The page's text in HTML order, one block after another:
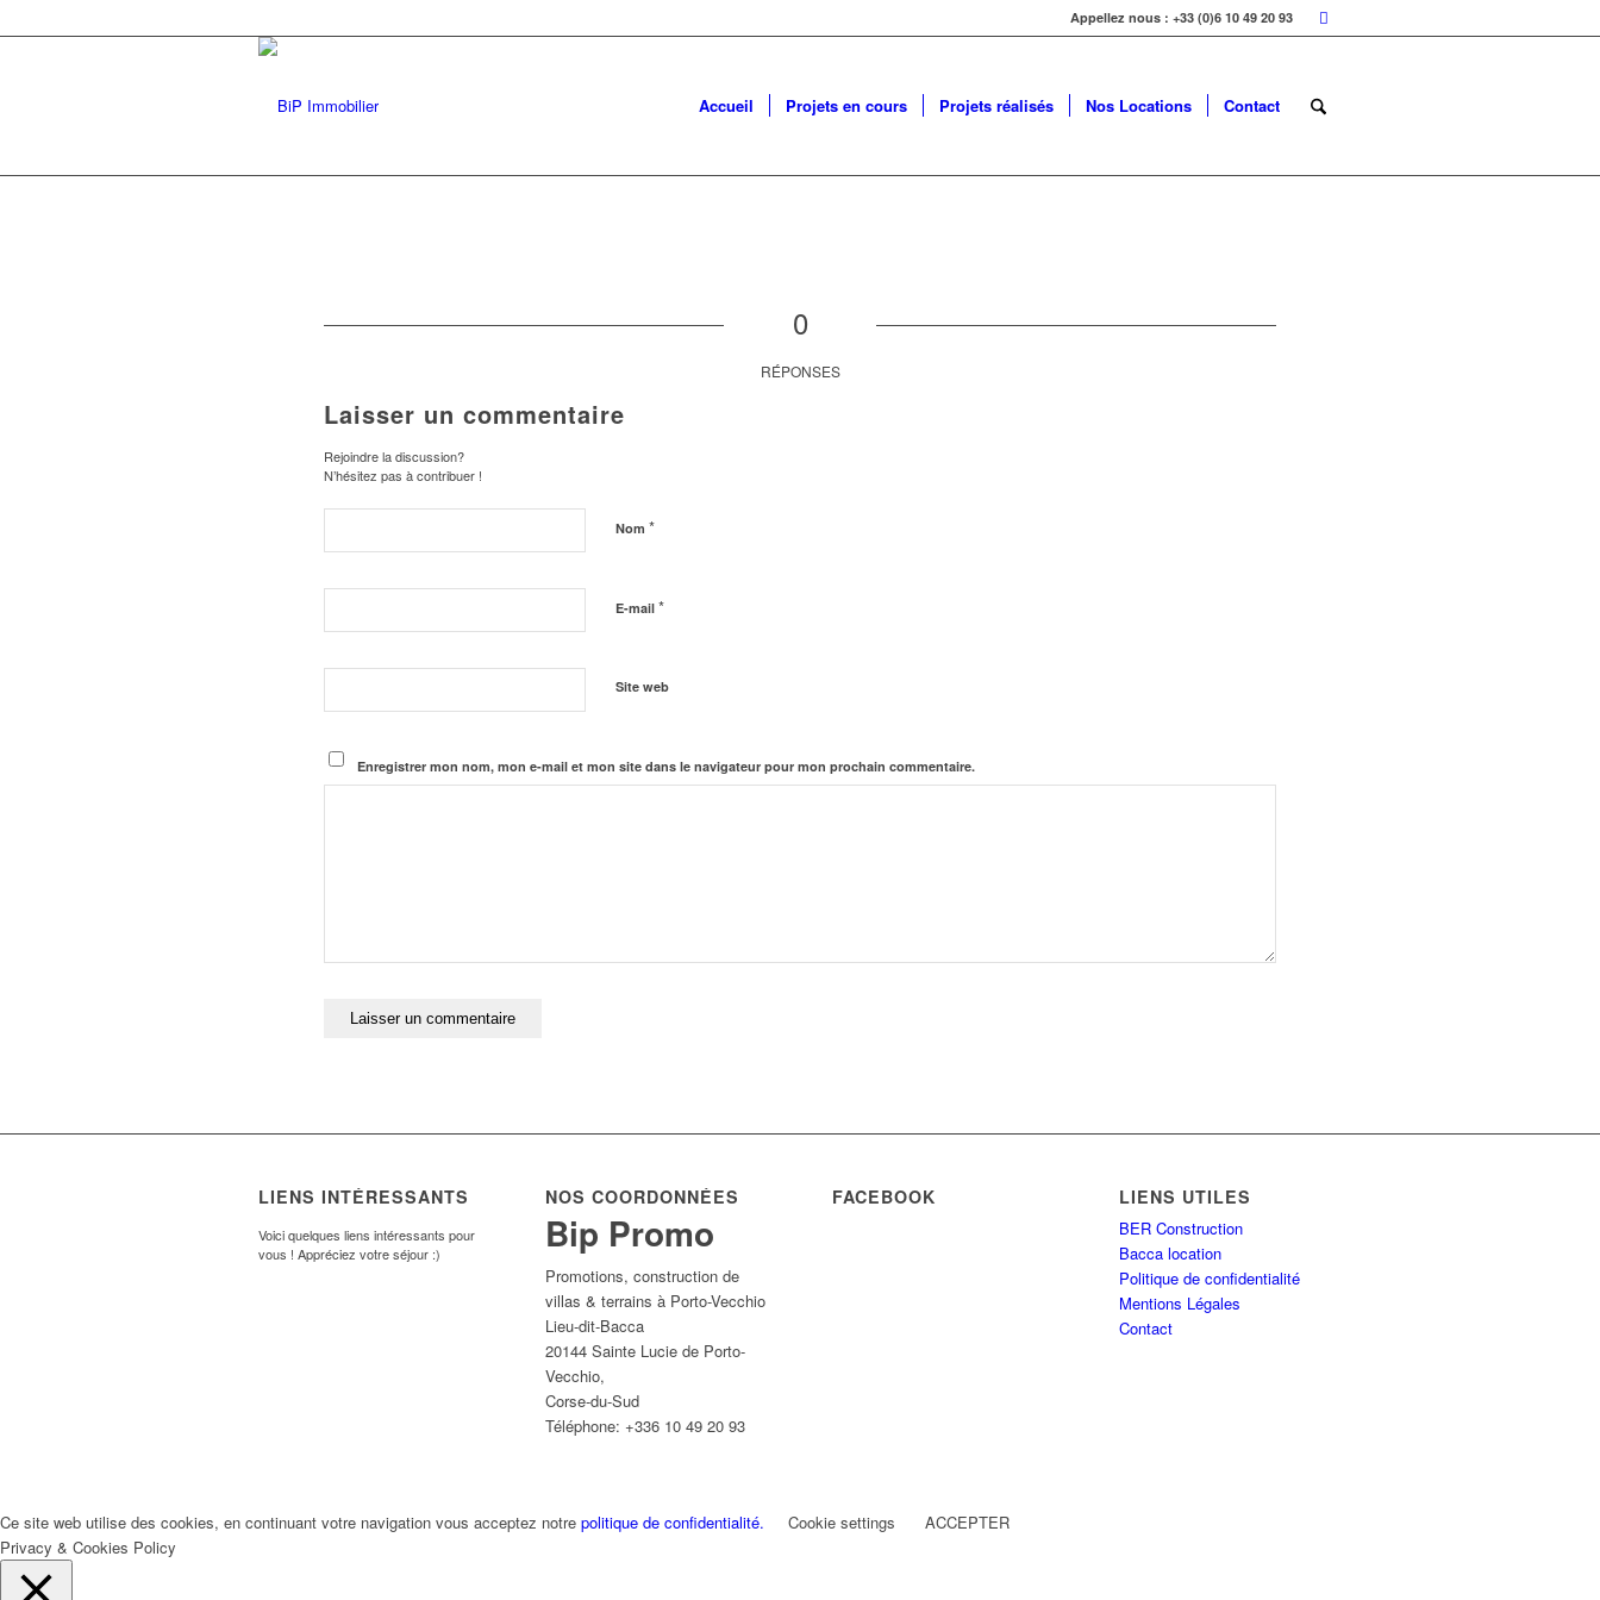
Appellez nous : +33 (0)6 10 49 20 93
Accueil Projets en cours Projets réalisés Nos Locations Contact
0
RÉPONSES
Laisser un commentaire
Rejoindre la discussion?
N’hésitez pas à contribuer !
Nom *
E-mail *
Site web
Enregistrer mon nom, mon e-mail et mon site dans le navigateur pour mon prochain commentaire.
LIENS INTÉRESSANTS
Voici quelques liens intéressants pour
vous ! Appréciez votre séjour :)
NOS COORDONNÉES
Bip Promo
Promotions, construction de
villas & terrains à Porto-Vecchio
Lieu-dit-Bacca
20144 Sainte Lucie de Porto-
Vecchio,
Corse-du-Sud
Téléphone: +336 10 49 20 93
FACEBOOK LIENS UTILES
BER Construction
Bacca location
Politique de confidentialité
Mentions Légales
Contact
Ce site web utilise des cookies, en continuant votre navigation vous acceptez notre politique de confidentialité. Cookie settings
ACCEPTER
Privacy & Cookies Policy